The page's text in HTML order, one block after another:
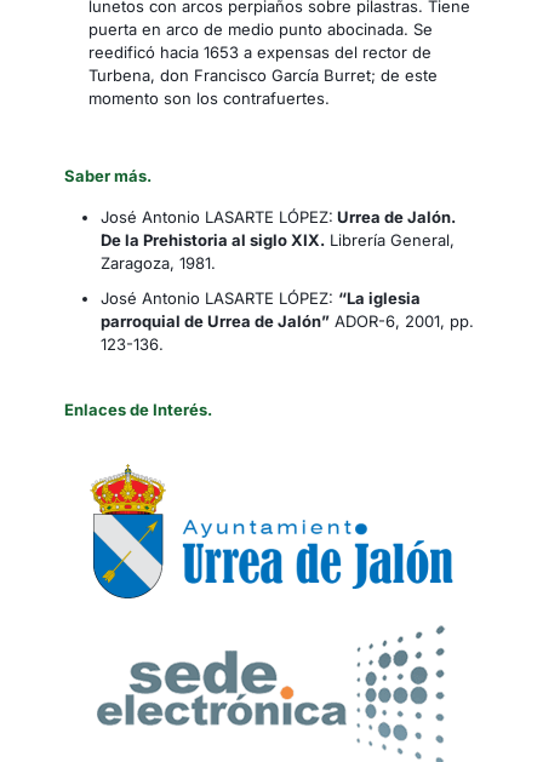
lunetos con arcos perpiaños sobre pilastras. Tiene
puerta en arco de medio punto abocinada. Se
reedificó hacia 1653 a expensas del rector de
Turbena, don Francisco García Burret; de este
momento son los contrafuertes.
Saber más.
José Antonio LASARTE LÓPEZ: Urrea de Jalón.
De la Prehistoria al siglo XIX. Librería General,
Zaragoza, 1981.
José Antonio LASARTE LÓPEZ: “La iglesia
parroquial de Urrea de Jalón” ADOR-6, 2001, pp.
123-136.
Enlaces de Interés.